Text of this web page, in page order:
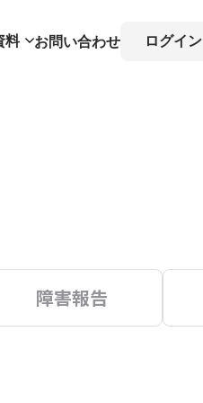
料 お問い合わせ ログイン
障害報告